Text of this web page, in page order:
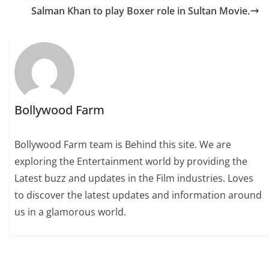
Salman Khan to play Boxer role in Sultan Movie.
Bollywood Farm
Bollywood Farm team is Behind this site. We are
exploring the Entertainment world by providing the
Latest buzz and updates in the Film industries. Loves
to discover the latest updates and information around
us in a glamorous world.